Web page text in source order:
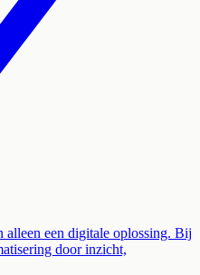
alleen een digitale oplossing. Bij
door inzicht,